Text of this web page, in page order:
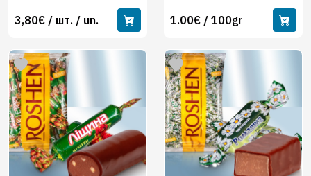
3,80€ / шт. / un. 1.00€ / 100gr